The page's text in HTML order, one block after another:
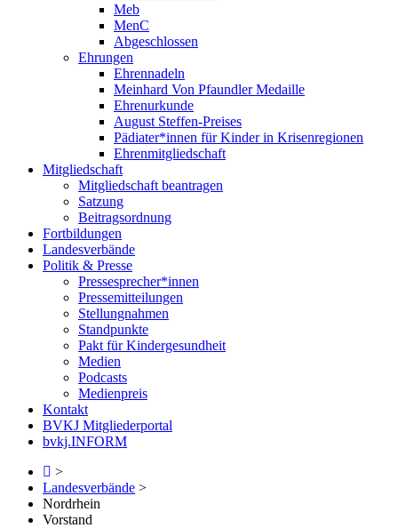
Meb
MenC
Abgeschlossen
Ehrungen
Ehrennadeln
Meinhard Von Pfaundler Medaille
Ehrenurkunde
August Steffen-Preises
Pädiater*innen für Kinder in Krisenregionen
Ehrenmitgliedschaft
Mitgliedschaft
Mitgliedschaft beantragen
Satzung
Beitragsordnung
Fortbildungen
Landesverbände
Politik & Presse
Pressesprecher*innen
Pressemitteilungen
Stellungnahmen
Standpunkte
Pakt für Kindergesundheit
Medien
Podcasts
Medienpreis
Kontakt
BVKJ Mitgliederportal
bvkj.INFORM
>
Landesverbände >
Nordrhein
Vorstand